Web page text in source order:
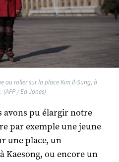
au roller sur la place Kim Il-Sung, à
(AFP / Ed Jones)
avons pu élargir notre
par exemple une jeune
une place, un
Kaesong, ou encore un